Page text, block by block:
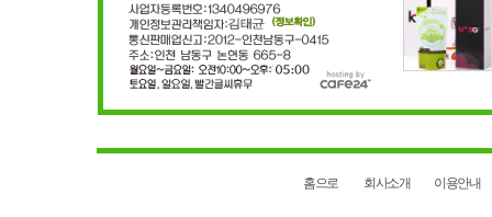
홈으로 회사소개 이용안내